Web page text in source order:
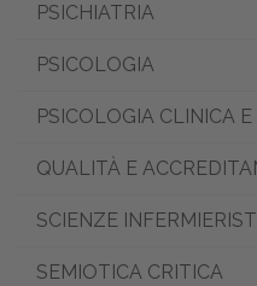
PSICHIATRIA
PSICOLOGIA
PSICOLOGIA CLINICA
QUALITÀ E
SCIENZE
SEMIOTICA CRITICA